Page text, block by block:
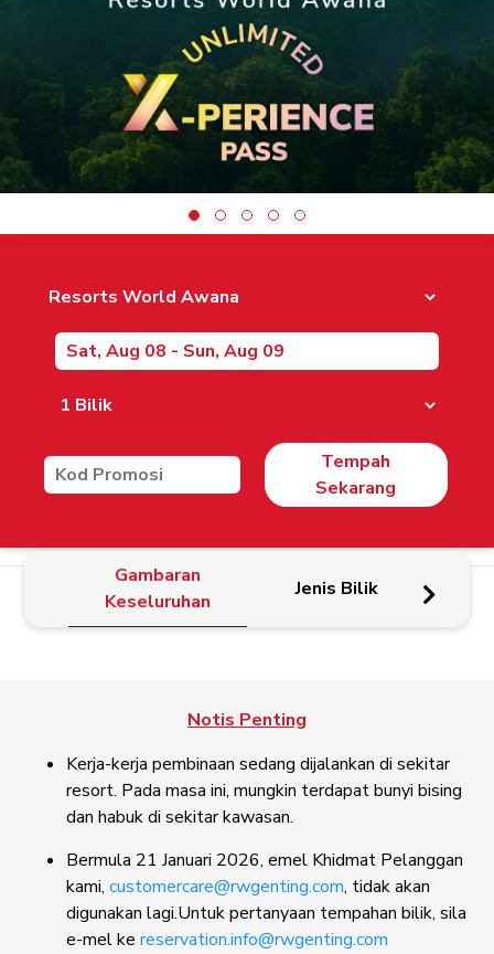
Tempah
Sekarang
Gambaran
Keseluruhan
Jenis Bilik
Notis Penting
Kerja-kerja pembinaan sedang dijalankan di sekitar
resort. Pada masa ini, mungkin terdapat bunyi bising
dan habuk di sekitar kawasan.
Bermula 21 Januari 2026, emel Khidmat Pelanggan
kami, customercare@rwgenting.com, tidak akan
digunakan lagi.Untuk pertanyaan tempahan bilik, sila
e-mel ke reservation.info@rwgenting.com